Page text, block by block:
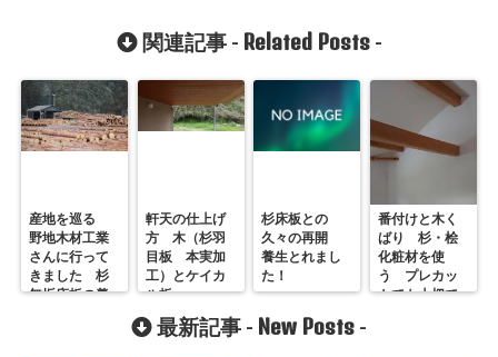
関連記事 - Related Posts-
産地を巡る
野地木材工業
さんに行って
きました 杉
無垢床板の養
軒天の仕上げ
方 木（杉羽
目板 本実加
工）とケイカ
ル板
杉床板との
久々の再開
養生とれまし
た！
番付けと木く
ばり 杉・桧
化粧材を使
う プレカッ
トでも大切で
最新記事 - New Posts -